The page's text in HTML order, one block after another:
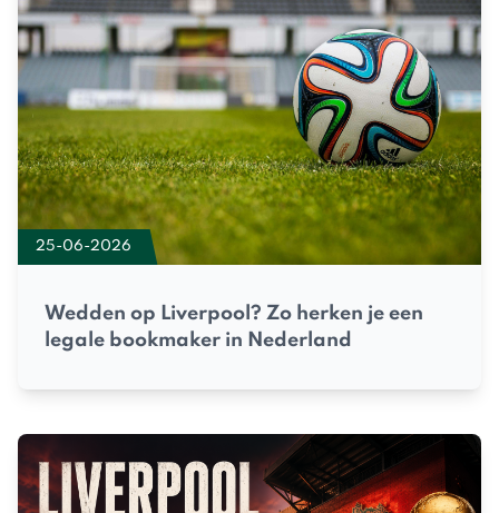
25-06-2026
Wedden op Liverpool? Zo herken je een
legale bookmaker in Nederland